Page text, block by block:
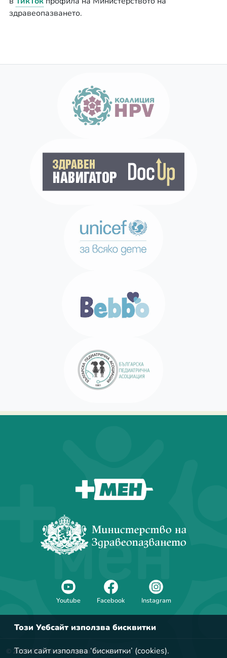
здравеопазването.
Youtube Facebook Instagram
© 2022-2026 Всички права запазени
Този Уебсайт използва бисквитки
Този сайт използва ‘бисквитки’ (cookies).